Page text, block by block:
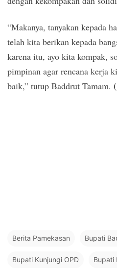
“Makanya, tanyakan kepada
telah kita berikan kepada
karena itu, ayo kita kompak,
pimpinan agar rencana kerja
baik,” tutup Baddrut Tamam.
Berita Pamekasan Bupati
Bupati Kunjungi OPD Bupati